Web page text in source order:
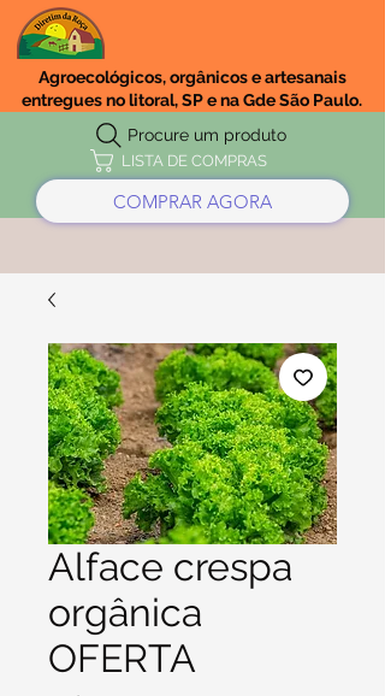
Agroecológicos, orgânicos e artesanais
entregues no litoral, SP e na Gde São Paulo.
Procure um produto
LISTA DE COMPRAS
COMPRAR AGORA
Alface crespa
orgânica
OFERTA